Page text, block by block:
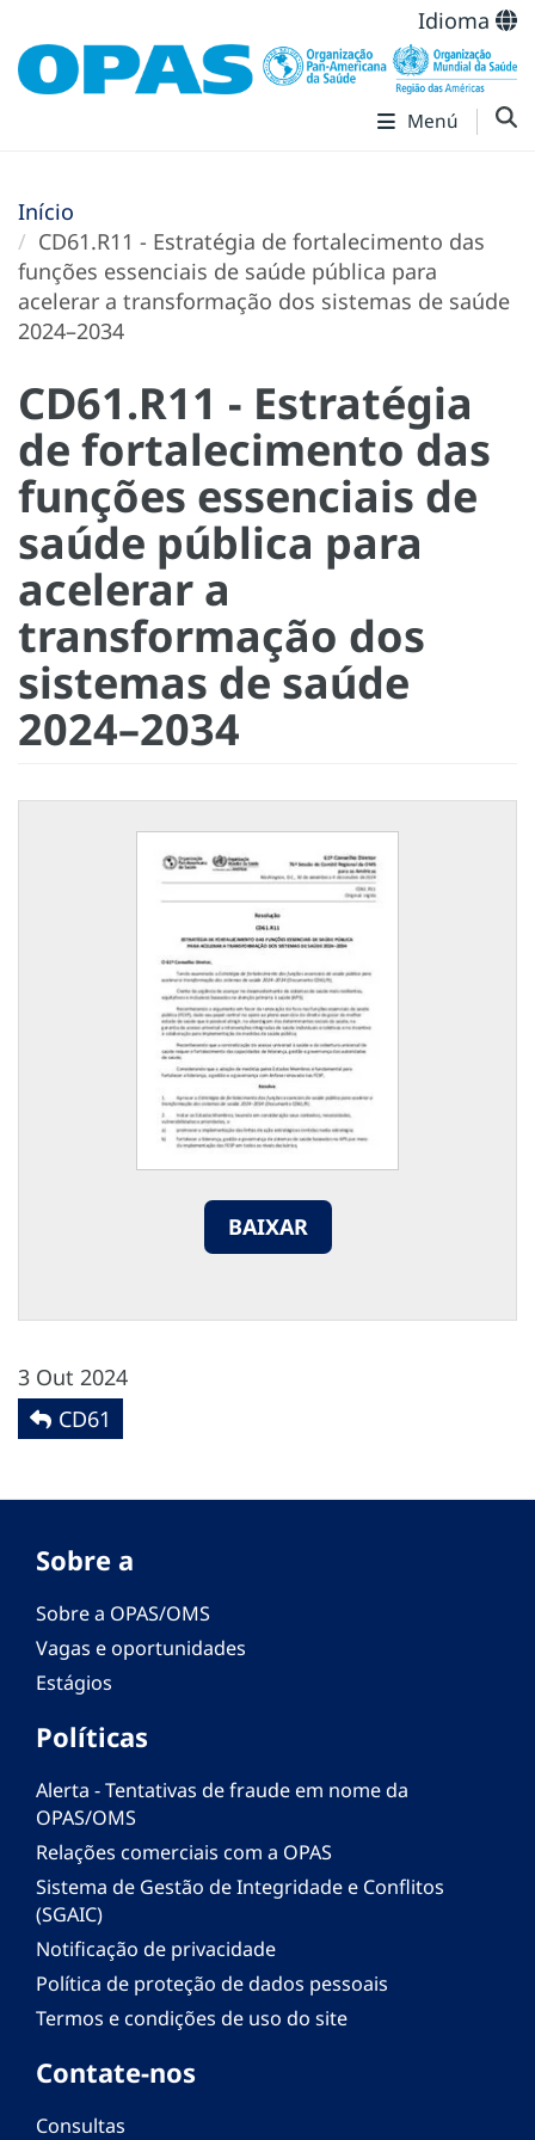
Idioma
Menú
Início
CD61.R11 - Estratégia de fortalecimento das
funções essenciais de saúde pública para
acelerar a transformação dos sistemas de saúde
2024–2034
CD61.R11 - Estratégia
de fortalecimento das
funções essenciais de
saúde pública para
acelerar a
transformação dos
sistemas de saúde
2024–2034
BAIXAR
3 Out 2024
CD61
Sobre a
Sobre a OPAS/OMS
Vagas e oportunidades
Estágios
Políticas
Alerta - Tentativas de fraude em nome da
OPAS/OMS
Relações comerciais com a OPAS
Sistema de Gestão de Integridade e Conflitos
(SGAIC)
Notificação de privacidade
Política de proteção de dados pessoais
Termos e condições de uso do site
Contate-nos
Consultas